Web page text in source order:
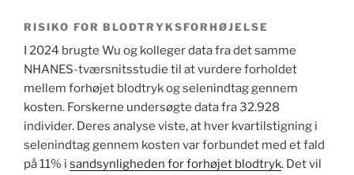
RISIKO FOR BLODTRYKSFORHØJELSE
I 2024 brugte Wu og kolleger data fra det samme
NHANES-tværsnitsstudie til at vurdere forholdet
mellem forhøjet blodtryk og selenindtag gennem
kosten. Forskerne undersøgte data fra 32.928
individer. Deres analyse viste, at hver kvartilstigning i
selenindtag gennem kosten var forbundet med et fald
på 11% i sandsynligheden for forhøjet blodtryk. Det vil